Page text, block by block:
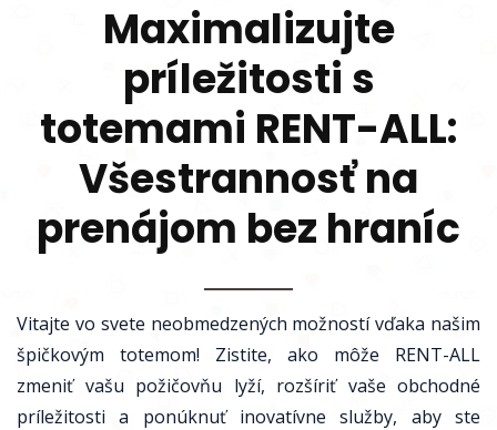
Maximalizujte
príležitosti s
totemami RENT-ALL:
Všestrannosť na
prenájom bez hraníc
Vitajte vo svete neobmedzených možností vďaka našim
špičkovým totemom! Zistite, ako môže RENT-ALL
zmeniť vašu požičovňu lyží, rozšíriť vaše obchodné
príležitosti a ponúknuť inovatívne služby, aby ste